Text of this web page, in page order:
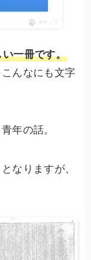
ポチップ
一冊です。
んなにも文字
年の話。
なりますが、